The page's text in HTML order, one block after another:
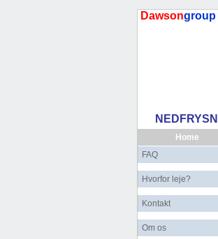
Dawsongroup
Home
FAQ
Hvorfor leje?
Kontakt
Om os